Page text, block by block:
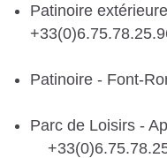
Patinoire
Patinoire - Font-
Parc de Loisirs -